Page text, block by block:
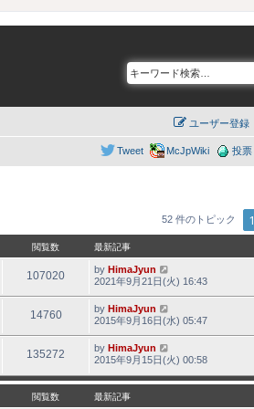
ユーザー登録
投票
McJpWiki
Tweet
52 件のトピック 1
閲覧数 最新記事
107020 by HimaJyun
2021年9月21日(火) 16:43
14760 by HimaJyun
2015年9月16日(水) 05:47
135272 by HimaJyun
2015年9月15日(火) 00:58
閲覧数 最新記事